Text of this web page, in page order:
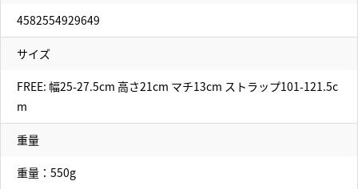
4582554929649
サイズ
FREE: 幅25-27.5cm 高さ21cm マチ13cm ストラップ101-121.5c
m
重量
重量：550g